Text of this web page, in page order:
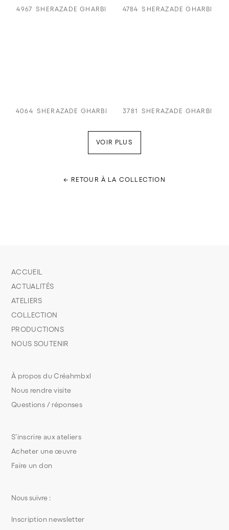
4967 SHERAZADE GHARBI 4784 SHERAZADE GHARBI
4064 SHERAZADE GHARBI 3781 SHERAZADE GHARBI
VOIR PLUS
← RETOUR À LA COLLECTION
S’inscrire aux ateliers
Acheter une œuvre
Faire un don
À propos du Créahmbxl
Nous rendre visite
Questions / réponses
ACCUEIL
ACTUALITÉS
ATELIERS
COLLECTION
PRODUCTIONS
NOUS SOUTENIR
Nous suivre :
Inscription newsletter